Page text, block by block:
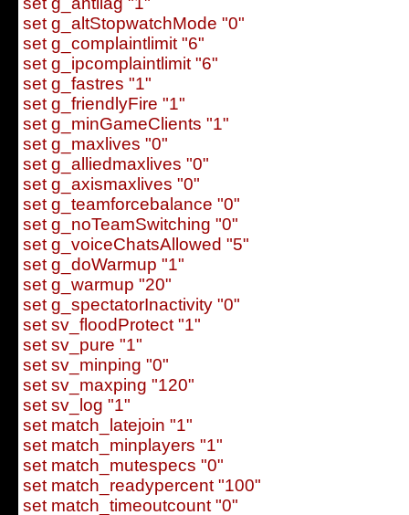
set g_altStopwatchMode "0"
set g_complaintlimit "6"
set g_ipcomplaintlimit "6"
set g_fastres "1"
set g_friendlyFire "1"
set g_minGameClients "1"
set g_maxlives "0"
set g_alliedmaxlives "0"
set g_axismaxlives "0"
set g_teamforcebalance "0"
set g_noTeamSwitching "0"
set g_voiceChatsAllowed "5"
set g_doWarmup "1"
set g_warmup "20"
set g_spectatorInactivity "0"
set sv_floodProtect "1"
set sv_pure "1"
set sv_minping "0"
set sv_maxping "120"
set sv_log "1"
set match_latejoin "1"
set match_minplayers "1"
set match_mutespecs "0"
set match_readypercent "100"
set match_timeoutcount "0"